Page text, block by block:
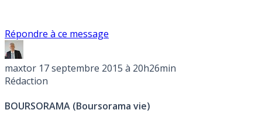
Répondre à ce message
maxtor 17 septembre 2015 à 20h26min
Rédaction
BOURSORAMA (Boursorama vie)